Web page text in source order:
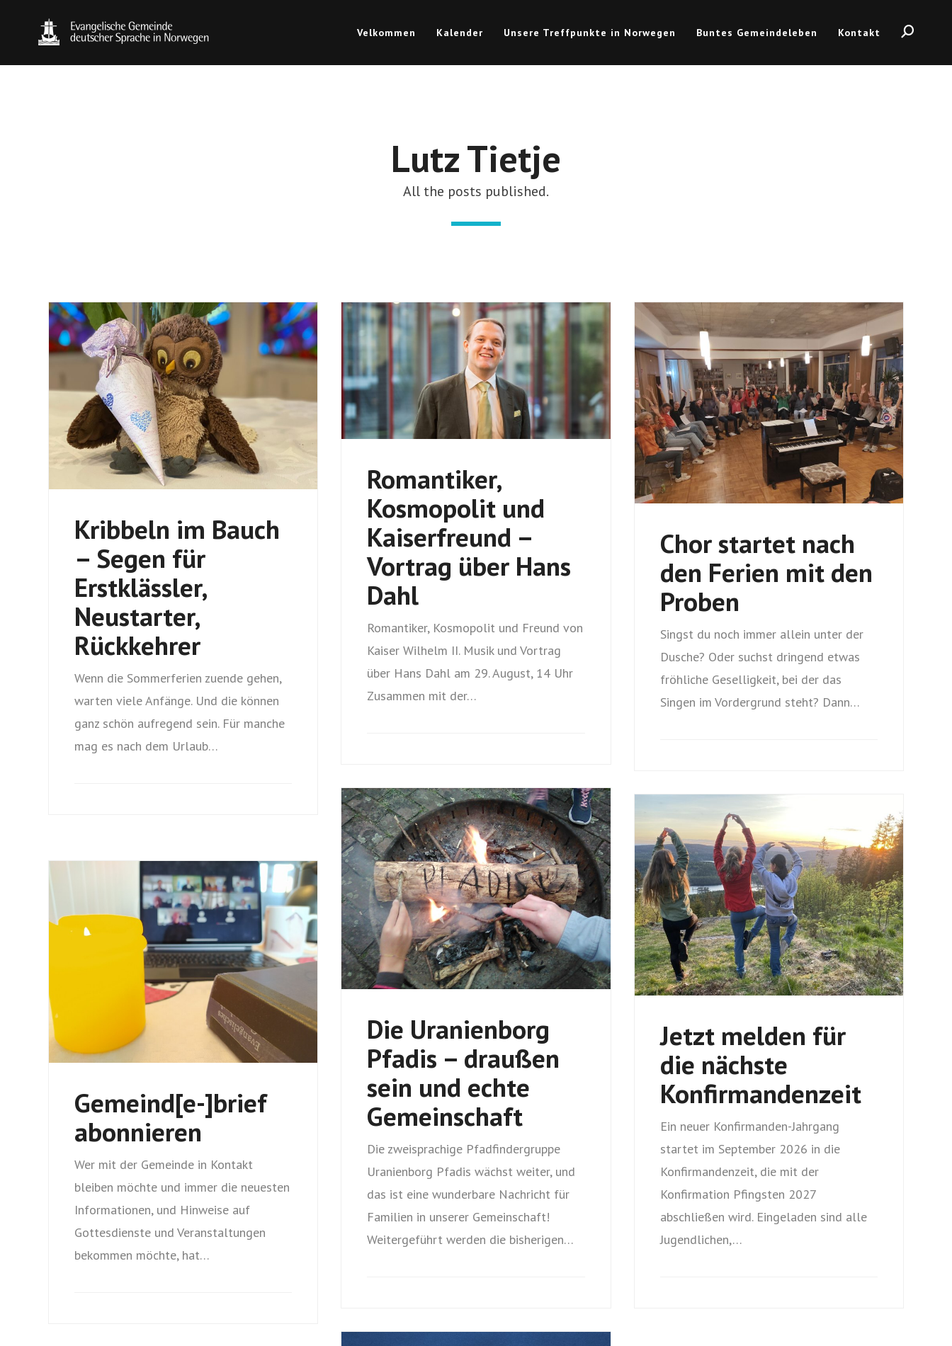
Velkommen Kalender Unsere Treffpunkte in Norwegen Buntes Gemeindeleben Kontakt
Lutz Tietje
All the posts published.
Kribbeln im Bauch
– Segen für
Erstklässler,
Neustarter,
Rückkehrer
Wenn die Sommerferien zuende gehen,
warten viele Anfänge. Und die können
ganz schön aufregend sein. Für manche
mag es nach dem Urlaub…
Romantiker,
Kosmopolit und
Kaiserfreund –
Vortrag über Hans
Dahl
Romantiker, Kosmopolit und Freund von
Kaiser Wilhelm II. Musik und Vortrag
über Hans Dahl am 29. August, 14 Uhr
Zusammen mit der…
Chor startet nach
den Ferien mit den
Proben
Singst du noch immer allein unter der
Dusche? Oder suchst dringend etwas
fröhliche Geselligkeit, bei der das
Singen im Vordergrund steht? Dann…
Die Uranienborg
Pfadis – draußen
sein und echte
Gemeinschaft
Die zweisprachige Pfadfindergruppe
Uranienborg Pfadis wächst weiter, und
das ist eine wunderbare Nachricht für
Familien in unserer Gemeinschaft!
Weitergeführt werden die bisherigen…
Jetzt melden für
die nächste
Konfirmandenzeit
Ein neuer Konfirmanden-Jahrgang
startet im September 2026 in die
Konfirmandenzeit, die mit der
Konfirmation Pfingsten 2027
abschließen wird. Eingeladen sind alle
Jugendlichen,…
Gemeind[e-]brief
abonnieren
Wer mit der Gemeinde in Kontakt
bleiben möchte und immer die neuesten
Informationen, und Hinweise auf
Gottesdienste und Veranstaltungen
bekommen möchte, hat…